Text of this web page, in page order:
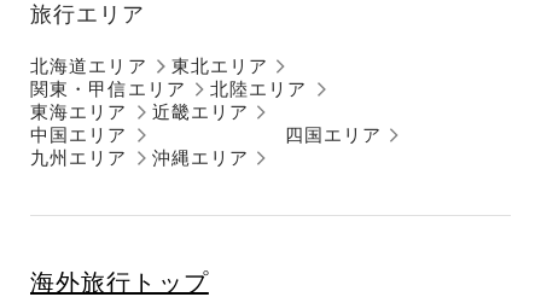
旅行エリア
北海道エリア
東北エリア
関東・甲信エリア
北陸エリア
東海エリア
近畿エリア
中国エリア
四国エリア
九州エリア
沖縄エリア
海外旅行トップ